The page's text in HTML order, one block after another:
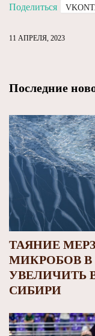
Поделиться
11 АПРЕЛЯ, 2023
Последние
ТАЯНИЕ
МИКРОБОВ
УВЕЛИЧИТЬ
СИБИРИ